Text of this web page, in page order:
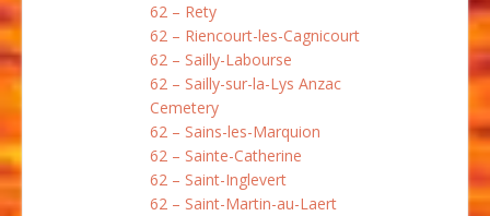
62 – Rety
62 – Riencourt-les-Cagnicourt
62 – Sailly-Labourse
62 – Sailly-sur-la-Lys Anzac
Cemetery
62 – Sains-les-Marquion
62 – Sainte-Catherine
62 – Saint-Inglevert
62 – Saint-Martin-au-Laert